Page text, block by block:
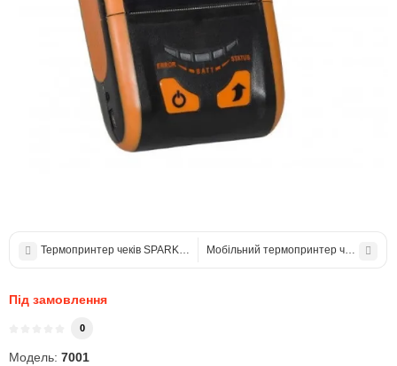
Термопринтер чеків SPARK RP02 BUМобільний термопринтер чеків
Під замовлення
0
Модель: 7001